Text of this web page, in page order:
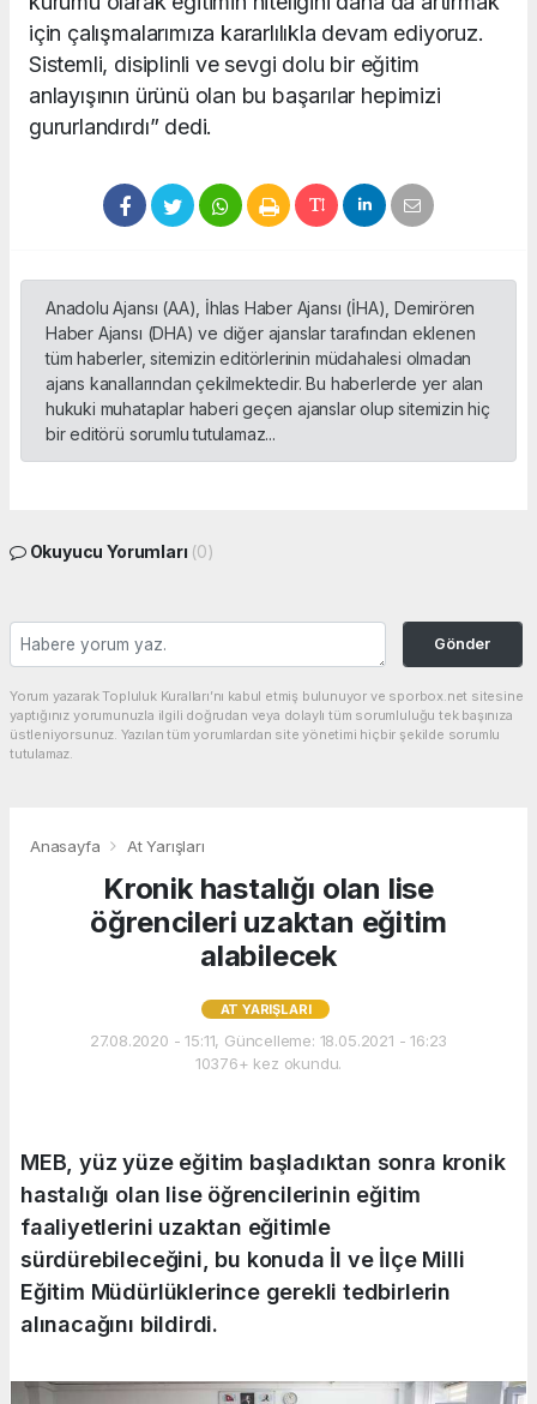
için çalışmalarımıza kararlılıkla devam ediyoruz.
Sistemli, disiplinli ve sevgi dolu bir eğitim
anlayışının ürünü olan bu başarılar hepimizi
gururlandırdı” dedi.
Anadolu Ajansı (AA), İhlas Haber Ajansı (İHA), Demirören
Haber Ajansı (DHA) ve diğer ajanslar tarafından eklenen
tüm haberler, sitemizin editörlerinin müdahalesi olmadan
ajans kanallarından çekilmektedir. Bu haberlerde yer alan
hukuki muhataplar haberi geçen ajanslar olup sitemizin hiç
bir editörü sorumlu tutulamaz...
Okuyucu Yorumları (0)
Gönder
Yorum yazarak Topluluk Kuralları’nı kabul etmiş bulunuyor ve sporbox.net sitesine
yaptığınız yorumunuzla ilgili doğrudan veya dolaylı tüm sorumluluğu tek başınıza
üstleniyorsunuz. Yazılan tüm yorumlardan site yönetimi hiçbir şekilde sorumlu
tutulamaz.
Anasayfa At Yarışları
Kronik hastalığı olan lise
öğrencileri uzaktan eğitim
alabilecek
AT YARIŞLARI
27.08.2020 - 15:11, Güncelleme: 18.05.2021 - 16:23
10376+ kez okundu.
MEB, yüz yüze eğitim başladıktan sonra kronik
hastalığı olan lise öğrencilerinin eğitim
faaliyetlerini uzaktan eğitimle
sürdürebileceğini, bu konuda İl ve İlçe Milli
Eğitim Müdürlüklerince gerekli tedbirlerin
alınacağını bildirdi.